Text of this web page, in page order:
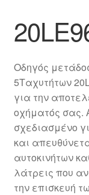
Επικοινωνία
Μεταφορά
Ο
Ολοκλήρωση
Οροι και
Οδηγός
5Ταχυτήτων
για την
οχήματός σας.
σχεδιασμένο
και
αυτοκινήτων
λάτρεις που
την επισκευή